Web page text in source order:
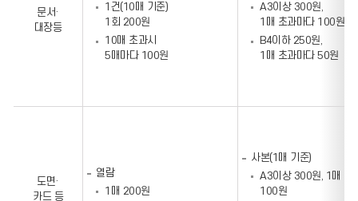
문서·
대장등
1건(10매 기준)
1회 200원
10매 초과시
5매마다 100원
A3이상 300원,
1매 초과마다 100원
B4이하 250원,
1매 초과마다 50원
도면·
카드 등
열람
1매 200원
사본(1매 기준)
A3이상 300원, 1매 초
100원